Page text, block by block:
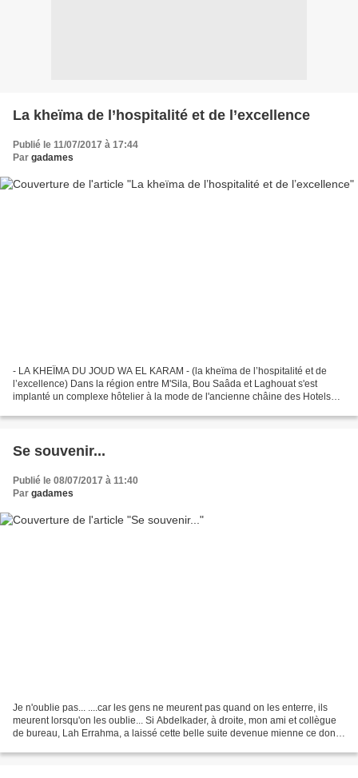
La kheïma de l’hospitalité et de l’excellence
Publié le 11/07/2017 à 17:44
Par gadames
- LA KHEÏMA DU JOUD WA EL KARAM - (la kheïma de l’hospitalité et de
l’excellence) Dans la région entre M'Sila, Bou Saâda et Laghouat s'est
implanté un complexe hôtelier à la mode de l'ancienne châine des Hotels
Se souvenir...
Publié le 08/07/2017 à 11:40
Par gadames
Je n'oublie pas... ....car les gens ne meurent pas quand on les enterre, ils
meurent lorsqu'on les oublie... Si Abdelkader, à droite, mon ami et collègue
de bureau, Lah Errahma, a laissé cette belle suite devenue mienne ce dont